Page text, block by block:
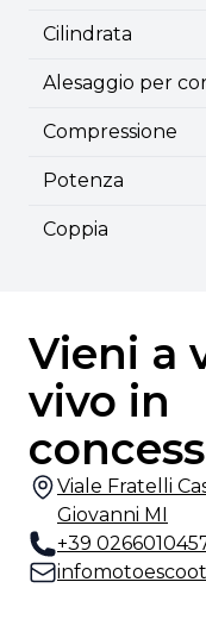
Cilindrata
Alesaggio per
Compressione
Potenza
Coppia
Vieni a
vivo in
Viale Fratelli
Giovanni MI
+39